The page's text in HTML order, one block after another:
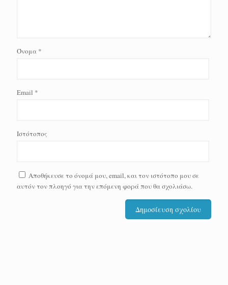
Όνομα *
Email *
Ιστότοπος
Αποθήκευσε το όνομά μου, email, και τον ιστότοπο μου σε
αυτόν τον πλοηγό για την επόμενη φορά που θα σχολιάσω.